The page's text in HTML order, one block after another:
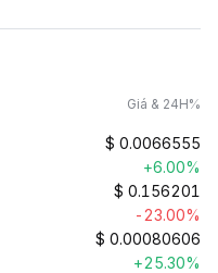
Giá & 24H%
$ 0.0066555
+6.00%
$ 0.156201
-23.00%
$ 0.00080606
+25.30%